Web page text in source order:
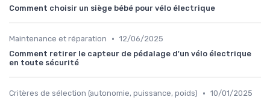
Comment choisir un siège bébé pour vélo électrique
Maintenance et réparation • 12/06/2025
Comment retirer le capteur de pédalage d'un vélo électrique
en toute sécurité
Critères de sélection (autonomie, puissance, poids) • 10/01/2025